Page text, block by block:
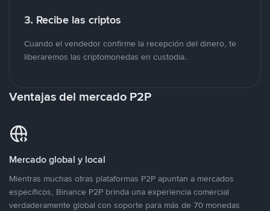
3. Recibe las criptos
Cuando el vendedor confirme la recepción del dinero, te
liberaremos las criptomonedas en custodia.
Ventajas del mercado P2P
Mercado global y local
Mientras muchas otras plataformas P2P apuntan a mercados
específicos, Binance P2P brinda una experiencia comercial
verdaderamente global con soporte para más de 70 monedas